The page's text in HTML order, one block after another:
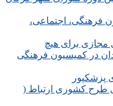
فرهنگی، اجتماعی،
مجازی برای هیچ
در کمیسیون فرهنگی
پزشکپور
طرح کشوری ارتباط (